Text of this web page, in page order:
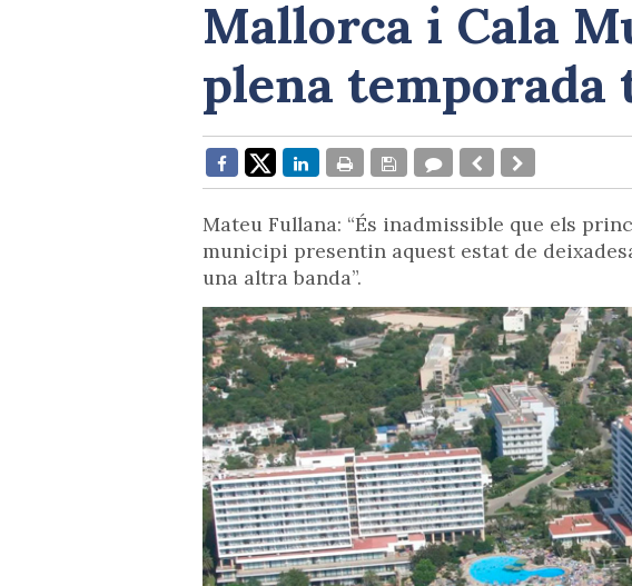
Mallorca i Cala
plena
Mateu Fullana: “És inadmissible que els
municipi presentin aquest estat de
una altra banda”.